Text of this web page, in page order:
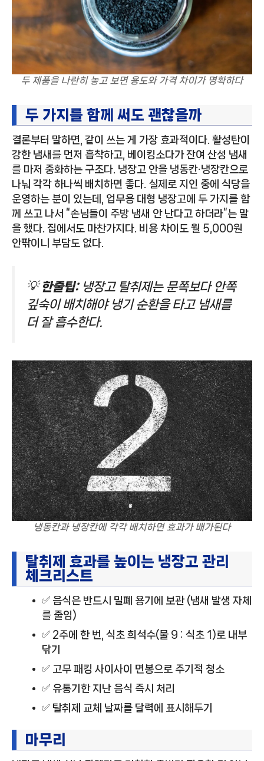
두 제품을 나란히 놓고 보면 용도와 가격 차이가 명확하다
두 가지를 함께 써도 괜찮을까
결론부터 말하면, 같이 쓰는 게 가장 효과적이다. 활성탄이
강한 냄새를 먼저 흡착하고, 베이킹소다가 잔여 산성 냄새
를 마저 중화하는 구조다. 냉장고 안을 냉동칸·냉장칸으로
나눠 각각 하나씩 배치하면 좋다. 실제로 지인 중에 식당을
운영하는 분이 있는데, 업무용 대형 냉장고에 두 가지를 함
께 쓰고 나서 “손님들이 주방 냄새 안 난다고 하더라”는 말
을 했다. 집에서도 마찬가지다. 비용 차이도 월 5,000원
안팎이니 부담도 없다.
💡 한줄팁:냉장고 탈취제는 문쪽보다 안쪽
깊숙이 배치해야 냉기 순환을 타고 냄새를
더 잘 흡수한다.
냉동칸과 냉장칸에 각각 배치하면 효과가 배가된다
탈취제 효과를 높이는 냉장고 관리
체크리스트
✅ 음식은 반드시 밀폐 용기에 보관 (냄새 발생 자체
를 줄임)
✅ 2주에 한 번, 식초 희석수(물 9 : 식초 1)로 내부
닦기
✅ 고무 패킹 사이사이 면봉으로 주기적 청소
✅ 유통기한 지난 음식 즉시 처리
✅ 탈취제 교체 날짜를 달력에 표시해두기
마무리